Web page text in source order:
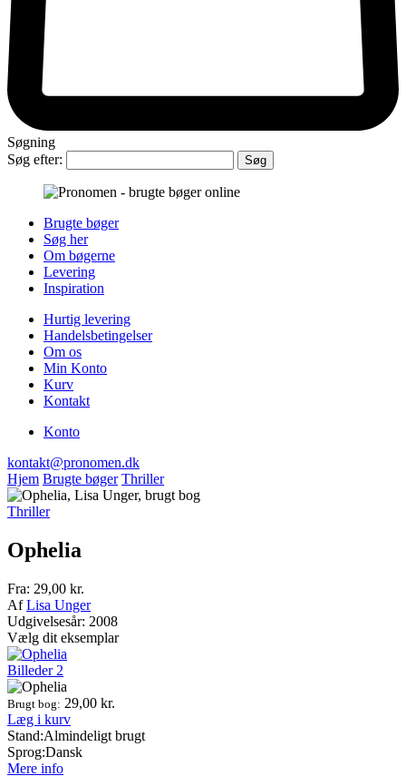
Søgning
Søg efter:
Brugte bøger
Søg her
Om bøgerne
Levering
Inspiration
Hurtig levering
Handelsbetingelser
Om os
Min Konto
Kurv
Kontakt
Konto
kontakt@pronomen.dk
Hjem Brugte bøger Thriller
Thriller
Ophelia
Fra: 29,00 kr.
AfLisa Unger
Udgivelsesår: 2008
Vælg dit eksemplar
Billeder 2
Brugt bog: 29,00 kr.
Læg i kurv
Stand:Almindeligt brugt
Sprog:Dansk
Mere info